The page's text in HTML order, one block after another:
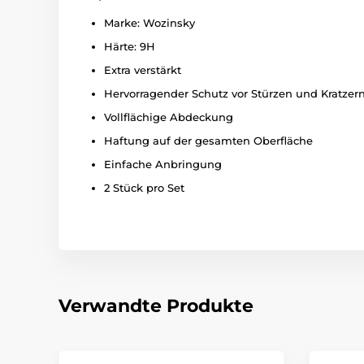
Marke: Wozinsky
Härte: 9H
Extra verstärkt
Hervorragender Schutz vor Stürzen und
Vollflächige Abdeckung
Haftung auf der gesamten Oberfläche
Einfache Anbringung
2 Stück pro Set
Verwandte Produkte